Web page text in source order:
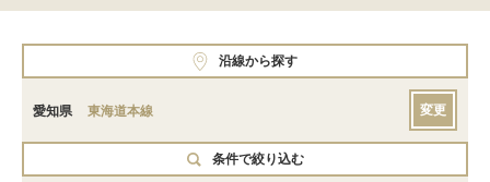
沿線から探す
愛知県 東海道本線 変更
条件で絞り込む